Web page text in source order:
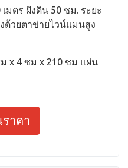
มตร ฝังดิน 50 ซม. ระยะ
ด้วยตาข่ายไวน์แมนสูง
x 4 ซม x 210 ซม แผ่น
าคา